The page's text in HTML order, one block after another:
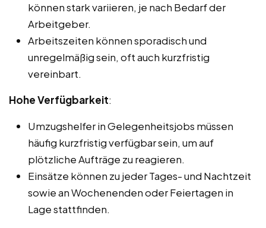
können stark variieren, je nach Bedarf der
Arbeitgeber.
Arbeitszeiten können sporadisch und
unregelmäßig sein, oft auch kurzfristig
vereinbart.
Hohe Verfügbarkeit:
Umzugshelfer in Gelegenheitsjobs müssen
häufig kurzfristig verfügbar sein, um auf
plötzliche Aufträge zu reagieren.
Einsätze können zu jeder Tages- und Nachtzeit
sowie an Wochenenden oder Feiertagen in
Lage stattfinden.